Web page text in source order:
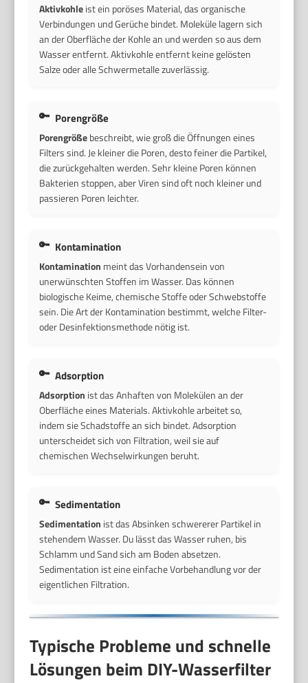
Aktivkohleist ein poröses Material, das organische
Verbindungen und Gerüche bindet. Moleküle lagern sich
an der Oberfläche der Kohle an und werden so aus dem
Wasser entfernt. Aktivkohle entfernt keine gelösten
Salze oder alle Schwermetalle zuverlässig.
Porengröße
Porengrößebeschreibt, wie groß die Öffnungen eines
Filters sind. Je kleiner die Poren, desto feiner die Partikel,
die zurückgehalten werden. Sehr kleine Poren können
Bakterien stoppen, aber Viren sind oft noch kleiner und
passieren Poren leichter.
Kontamination
Kontamination meint das Vorhandensein von
unerwünschten Stoffen im Wasser. Das können
biologische Keime, chemische Stoffe oder Schwebstoffe
sein. Die Art der Kontamination bestimmt, welche Filter-
oder Desinfektionsmethode nötig ist.
Adsorption
Adsorption ist das Anhaften von Molekülen an der
Oberfläche eines Materials. Aktivkohle arbeitet so,
indem sie Schadstoffe an sich bindet. Adsorption
unterscheidet sich von Filtration, weil sie auf
chemischen Wechselwirkungen beruht.
Sedimentation
Sedimentation ist das Absinken schwererer Partikel in
stehendem Wasser. Du lässt das Wasser ruhen, bis
Schlamm und Sand sich am Boden absetzen.
Sedimentation ist eine einfache Vorbehandlung vor der
eigentlichen Filtration.
Typische Probleme und schnelle
Lösungen beim DIY-Wasserfilter